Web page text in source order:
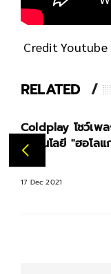
Credit Youtube
RELATED
รวมเพลงดังต้น
ตำนาน
13 Jan 2022